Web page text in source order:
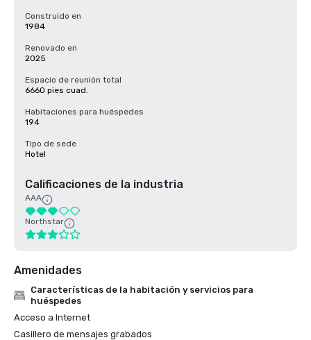
Construido en
1984
Renovado en
2025
Espacio de reunión total
6660 pies cuad.
Habitaciones para huéspedes
194
Tipo de sede
Hotel
Calificaciones de la industria
AAA
Northstar
Amenidades
Características de la habitación y servicios para
huéspedes
Acceso a Internet
Casillero de mensajes grabados